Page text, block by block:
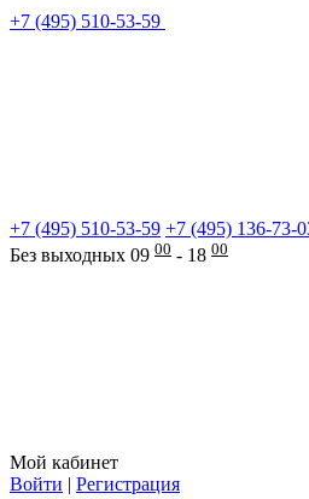
+7 (495) 510-53-59
+7 (495) 510-53-59 +7 (495) 136-73-
Без выходных 09 00 - 18 00
Мой кабинет
Войти | Регистрация